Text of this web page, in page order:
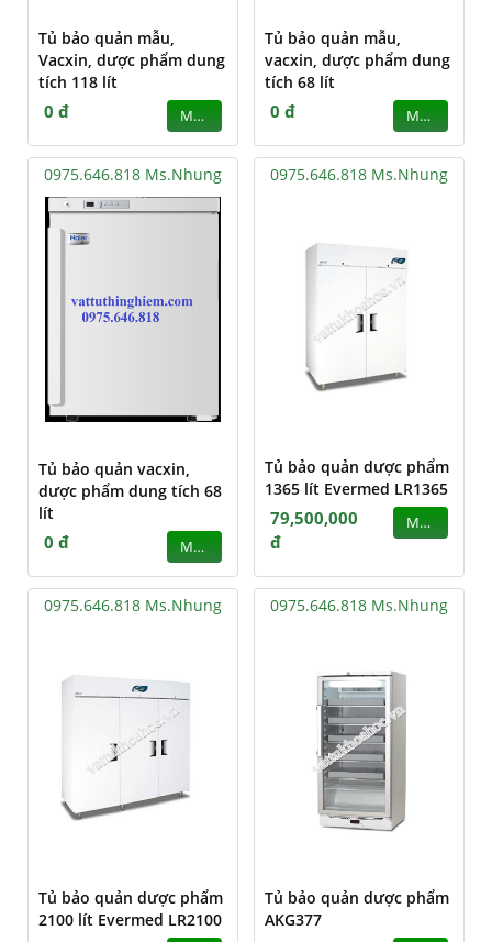
Tủ bảo quản mẫu,
Vacxin, dược phẩm dung
tích 118 lít
0 đ MUA
Tủ bảo quản mẫu,
vacxin, dược phẩm dung
tích 68 lít
0 đ MUA
0975.646.818 Ms.Nhung
Tủ bảo quản vacxin,
dược phẩm dung tích 68
lít
0 đ MUA
0975.646.818 Ms.Nhung
Tủ bảo quản dược phẩm
1365 lít Evermed LR1365
79,500,000
đ
MUA
0975.646.818 Ms.Nhung
Tủ bảo quản dược phẩm
2100 lít Evermed LR2100
0975.646.818 Ms.Nhung
Tủ bảo quản dược phẩm
AKG377